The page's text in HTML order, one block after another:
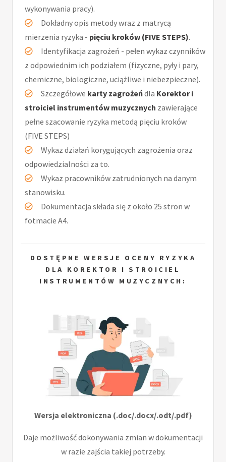
wykonywania pracy).
Dokładny opis metody wraz z matrycą
mierzenia ryzyka - pięciu kroków (FIVE STEPS).
Identyfikacja zagrożeń - pełen wykaz czynników
z odpowiednim ich podziałem (fizyczne, pyły i pary,
chemiczne, biologiczne, uciążliwe i niebezpieczne).
Szczegółowe karty zagrożeńdla Korektor i
stroiciel instrumentów muzycznych zawierające
pełne szacowanie ryzyka metodą pięciu kroków
(FIVE STEPS)
Wykaz działań korygujących zagrożenia oraz
odpowiedzialności za to.
Wykaz pracowników zatrudnionych na danym
stanowisku.
Dokumentacja składa się z około 25 stron w
fotmacie A4.
DOSTĘPNE WERSJE OCENY RYZYKA
DLA KOREKTOR I STROICIEL
INSTRUMENTÓW MUZYCZNYCH:
Wersja elektroniczna (.doc/.docx/.odt/.pdf)
Daje możliwość dokonywania zmian w dokumentacji
w razie zajścia takiej potrzeby.